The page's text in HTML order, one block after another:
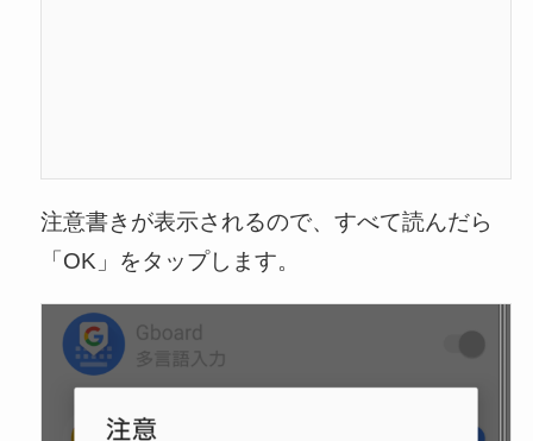
注意書きが表示されるので、すべて読んだら
「OK」をタップします。